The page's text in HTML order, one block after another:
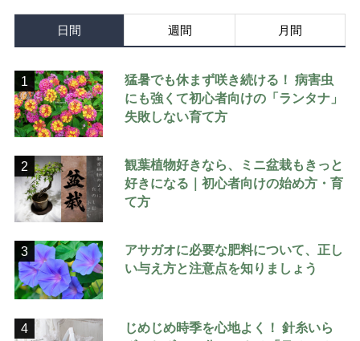
日間 週間 月間
1
猛暑でも休まず咲き続ける！ 病害虫
にも強くて初心者向けの「ランタナ」
失敗しない育て方
2
観葉植物好きなら、ミニ盆栽もきっと
好きになる｜初心者向けの始め方・育
て方
3
アサガオに必要な肥料について、正し
い与え方と注意点を知りましょう
4
じめじめ時季を心地よく！ 針糸いら